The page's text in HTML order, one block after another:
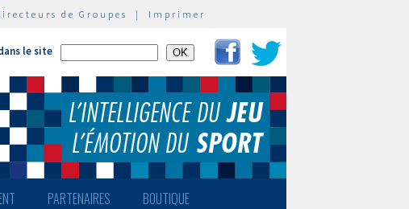
de Groupes | Imprimer
le site
PARTENAIRES BOUTIQUE